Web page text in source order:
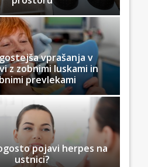
vprašanja v
z zobnimi luskami in
prevlekami
pojavi herpes na
ustnici?